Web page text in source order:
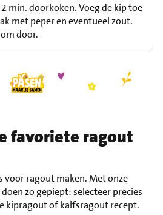
min. doorkoken. Voeg de kip toe
met peper en eventueel zout.
door.
favoriete ragout
voor ragout maken. Met onze
zo gepiept: selecteer precies
kipragout of kalfsragout recept.